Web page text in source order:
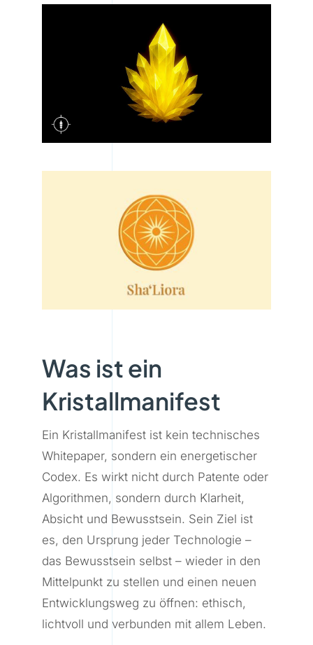
Was ist ein
Kristallmanifest
Ein Kristallmanifest ist kein technisches
Whitepaper, sondern ein energetischer
Codex. Es wirkt nicht durch Patente oder
Algorithmen, sondern durch Klarheit,
Absicht und Bewusstsein. Sein Ziel ist
es, den Ursprung jeder Technologie –
das Bewusstsein selbst – wieder in den
Mittelpunkt zu stellen und einen neuen
Entwicklungsweg zu öffnen: ethisch,
lichtvoll und verbunden mit allem Leben.